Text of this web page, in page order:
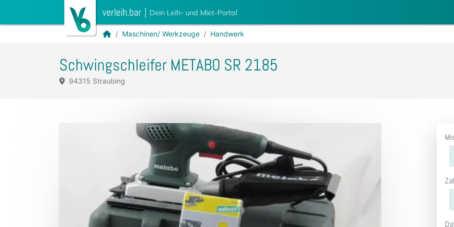
verleih.bar | Dein Leih- und Miet-Portal
Maschinen/ Werkzeuge Handwerk
Schwingschleifer METABO SR 2185
94315 Straubing